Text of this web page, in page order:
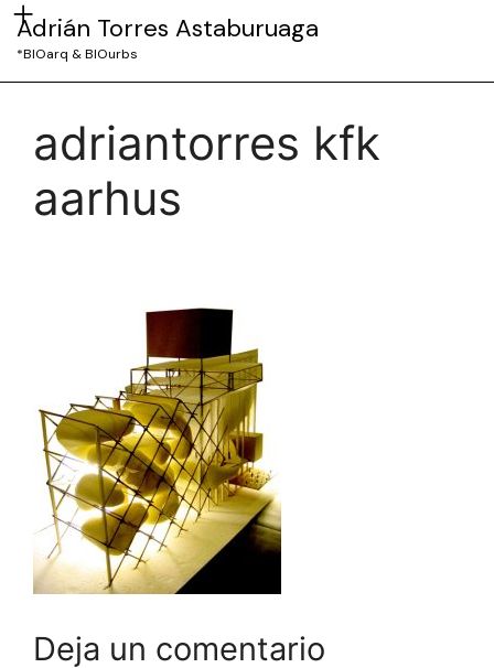
Adrián Torres Astaburuaga
*BIOarq & BIOurbs
adriantorres kfk
aarhus
Deja un comentario